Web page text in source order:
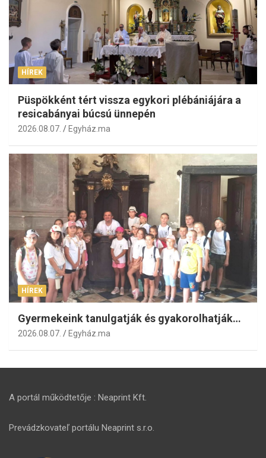
HÍREK
Püspökként tért vissza egykori plébániájára a
resicabányai búcsú ünnepén
2026.08.07. Egyház.ma
HÍREK
Gyermekeink tanulgatják és gyakorolhatják…
2026.08.07. Egyház.ma
A portál működtetője : Neaprint Kft.
Prevádzkovateľ portálu Neaprint s.r.o.